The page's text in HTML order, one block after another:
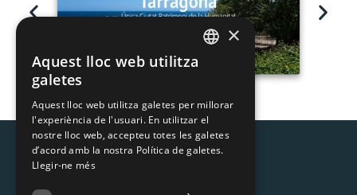
×
Aquest lloc web utilitza
galetes
Aquest lloc web utilitza galetes per millorar
l'experiència de l'usuari. En utilitzar el
nostre lloc web, accepteu totes les galetes
d’acord amb la nostra Política de galetes.
Llegir-ne més